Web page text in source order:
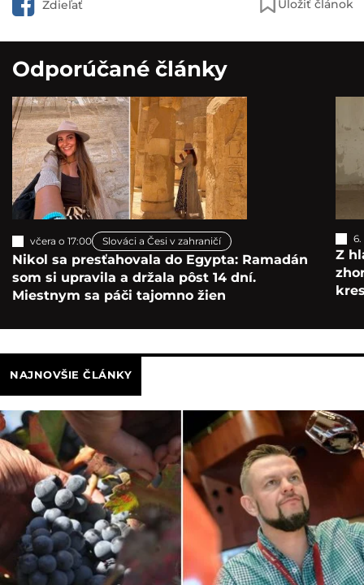
Zdieľať Uložiť článok
Odporúčané články
včera o 17:00 Slováci a Česi v zahraničí
Nikol sa presťahovala do Egypta: Ramadán
som si upravila a držala pôst 14 dní.
Miestnym sa páči tajomno žien
Z
NAJNOVŠIE ČLÁNKY